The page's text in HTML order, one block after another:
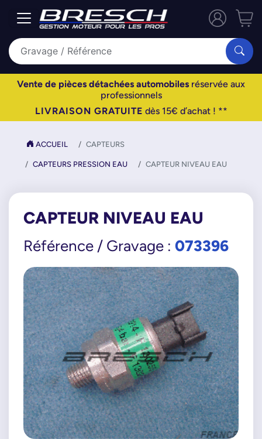
Vente de pièces détachées automobiles réservée aux
professionnels
LIVRAISON GRATUITE dès 15€ d’achat ! **
ACCUEIL CAPTEURS
CAPTEURS PRESSION EAU CAPTEUR NIVEAU EAU
CAPTEUR NIVEAU EAU
Référence / Gravage : 073396